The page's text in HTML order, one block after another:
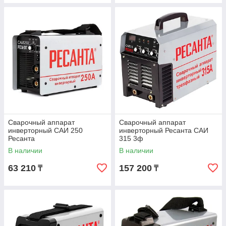
Сварочный аппарат
инверторный САИ 250
Ресанта
В наличии
63 210 ₸
Сварочный аппарат
инверторный Ресанта САИ
315 3ф
В наличии
157 200 ₸